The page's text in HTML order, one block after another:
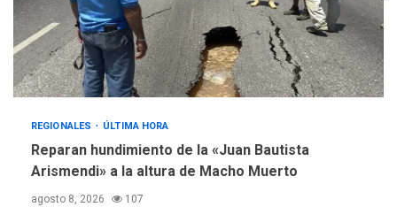
REGIONALES ÚLTIMA HORA
Reparan hundimiento de la «Juan Bautista
Arismendi» a la altura de Macho Muerto
agosto 8, 2026 107